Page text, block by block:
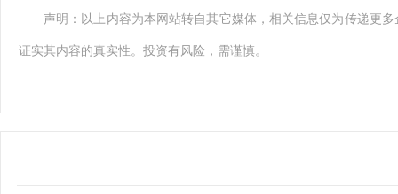
声明：以上内容为本网站转自其它媒体，相关信息仅为传递更
证实其内容的真实性。投资有风险，需谨慎。